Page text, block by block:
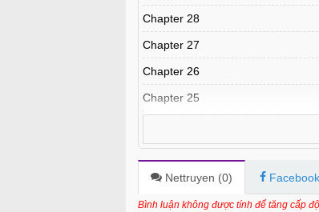
Chapter 28
Chapter 27
Chapter 26
Chapter 25
Chapter 23
Chapter 22
Chapter 21
Nettruyen (0)
Bình luận không được tính để tăng cấp